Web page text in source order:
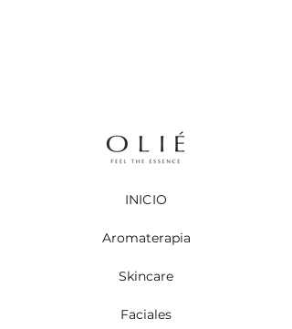
INICIO
Aromaterapia
Skincare
Faciales